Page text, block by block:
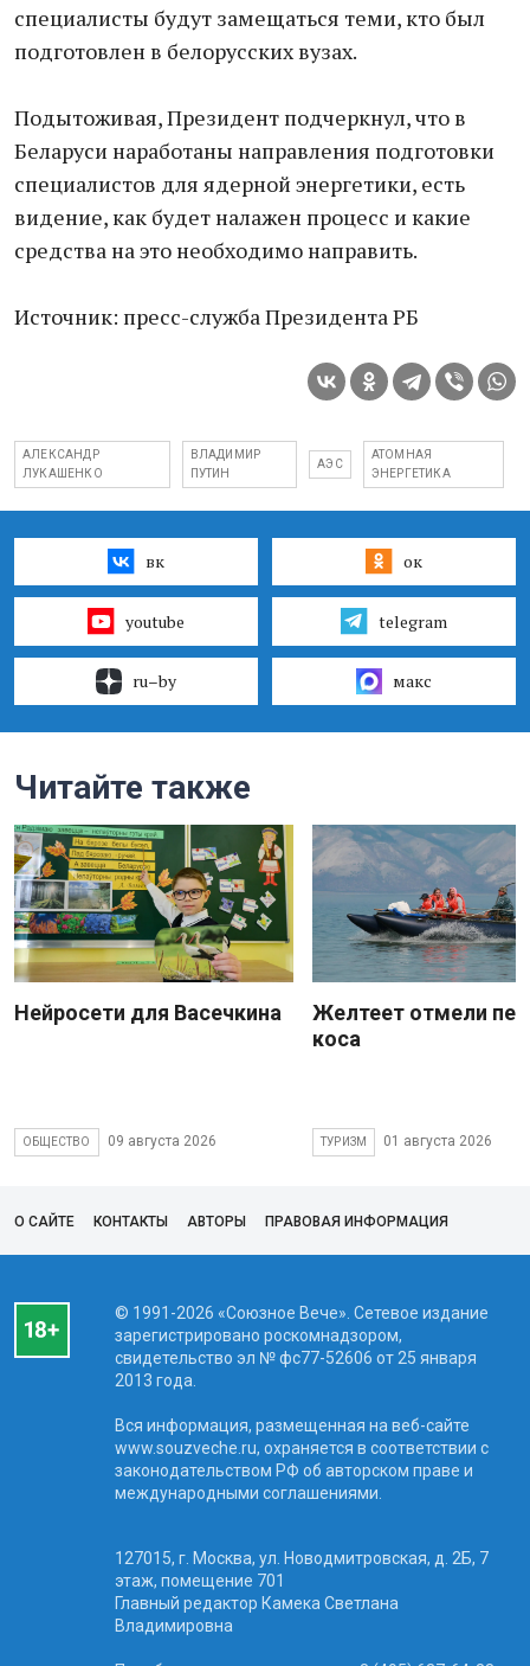
специалисты будут замещаться теми, кто был
подготовлен в белорусских вузах.
Подытоживая, Президент подчеркнул, что в
Беларуси наработаны направления подготовки
специалистов для ядерной энергетики, есть
видение, как будет налажен процесс и какие
средства на это необходимо направить.
Источник: пресс-служба Президента РБ
АЛЕКСАНДР
ЛУКАШЕНКО
ВЛАДИМИР
ПУТИН
АЭС
АТОМНАЯ
ЭНЕРГЕТИКА
вк ок
youtube telegram
ru–by макс
Читайте также
Нейросети для Васечкина
ОБЩЕСТВО 09 августа 2026
Желтеет отмели
коса
ТУРИЗМ 01 августа 2026
О САЙТЕ КОНТАКТЫ АВТОРЫ ПРАВОВАЯ ИНФОРМАЦИЯ
© 1991-2026 «Союзное Вече». Сетевое издание
зарегистрировано роскомнадзором,
свидетельство эл № фc77-52606 от 25 января
2013 года.
Вся информация, размещенная на веб-сайте
www.souzveche.ru, охраняется в соответствии с
законодательством РФ об авторском праве и
международными соглашениями.
127015, г. Москва, ул. Новодмитровская, д. 2Б, 7
этаж, помещение 701
Главный редактор Камека Светлана
Владимировна